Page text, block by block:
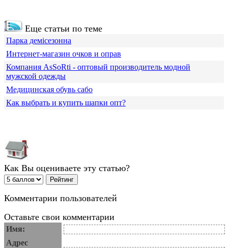
Еще статьи по теме
Парка демісезонна
Интернет-магазин очков и оправ
Компания АsSoRti - оптовый производитель модной
мужской одежды
Медицинская обувь сабо
Как выбрать и купить шапки опт?
Как Вы оцениваете эту статью?
Комментарии пользователей
Оставьте свои комментарии
Имя:
Адрес